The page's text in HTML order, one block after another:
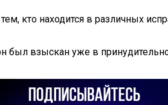
кто находится в различных
взыскан уже в